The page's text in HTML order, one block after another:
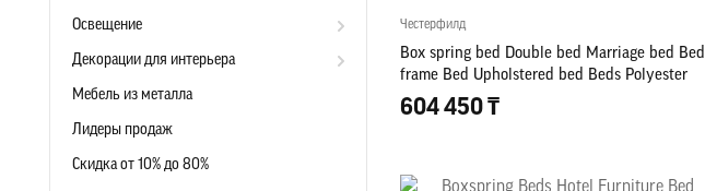
Освещение
Декорации для интерьера
Мебель из металла
Лидеры продаж
Скидка от 10% до 80%
Честерфилд
Box spring bed Double bed Marriage bed Bed
frame Bed Upholstered bed Beds Polyester
604 450 ₸